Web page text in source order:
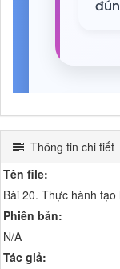
Thông tin chi tiết
Tên file:
Bài 20. Thực hành
Phiên bản:
N/A
Tác giả: